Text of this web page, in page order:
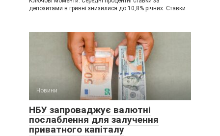
депозитами в гривні знизилися до 10,8% річних. Ставки
Новини
НБУ запроваджує валютні
послаблення для залучення
приватного капіталу